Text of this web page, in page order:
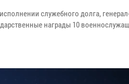
служебного долга,
награды 10